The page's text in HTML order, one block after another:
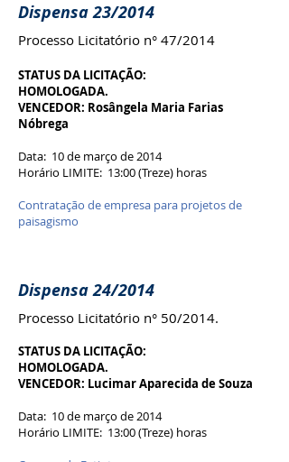
Dispensa 23/2014
Processo Licitatório n° 47/2014
STATUS DA LICITAÇÃO:
HOMOLOGADA.
VENCEDOR: Rosângela Maria Farias
Nóbrega
Data: 10 de março de 2014
Horário LIMITE: 13:00 (Treze) horas
Contratação de empresa para projetos de
paisagismo
Dispensa 24/2014
Processo Licitatório n° 50/2014.
STATUS DA LICITAÇÃO:
HOMOLOGADA.
VENCEDOR: Lucimar Aparecida de Souza
Data: 10 de março de 2014
Horário LIMITE: 13:00 (Treze) horas